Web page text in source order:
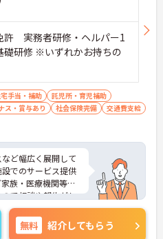
許 実務者研修・ヘルパー1
礎研修 ※いずれかお持ちの
手当・補助
託児所・育児補助
ス・賞与あり 社会保険完備
交通費支給
ど幅広く展開して
でのサービス提供
族・医療機関等、
で相談や報告がし
ご興味のある方は
のでお気軽にお問
無料 紹介してもらう